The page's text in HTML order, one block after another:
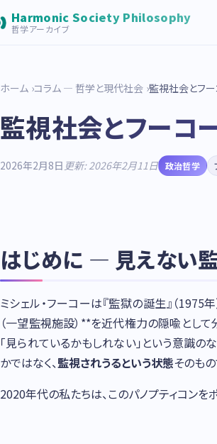
Harmonic Society Philosophy
哲学アーカイブ
ホーム コラム — 哲学と現代社会 監視社会とフ
監視社会とフーコ
2026年2月8日 更新: 2026年2月11日 政治哲学
はじめに — 見えない
ミシェル・フーコーは『監獄の誕生』（1975
（一望監視施設）**を近代権力の隠喩とし
「見られているかもしれない」という意識
かではなく、監視されうるという状態そのもの
2020年代の私たちは、このパノプティコンを